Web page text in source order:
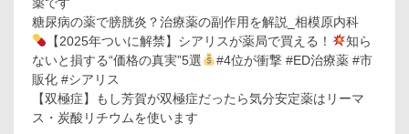
糖尿病の薬で膀胱炎？治療薬の副作用を解説_相模原内科
【2025年ついに解禁】シアリスが薬局で買える！
知ら
ないと損する“価格の真実”5選
#4位が衝撃 #ED治療薬 #市
販化 #シアリス
【双極症】もし芳賀が双極症だったら気分安定薬はリーマ
ス・炭酸リチウムを使います